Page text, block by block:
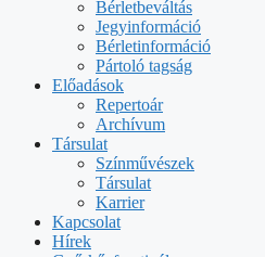
Bérletbeváltás
Jegyinformáció
Bérletinformáció
Pártoló tagság
Előadások
Repertoár
Archívum
Társulat
Színművészek
Társulat
Karrier
Kapcsolat
Hírek